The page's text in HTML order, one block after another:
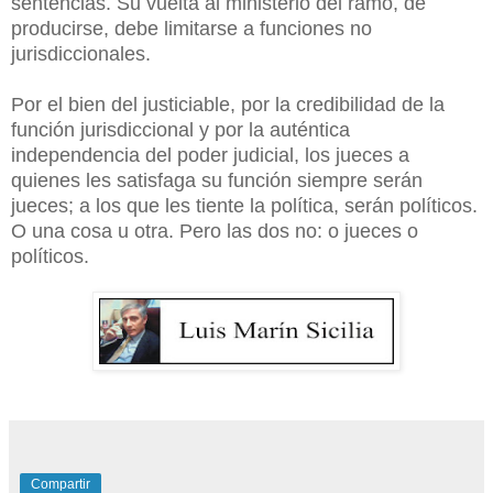
producirse, debe limitarse a funciones no
jurisdiccionales.
Por el bien del justiciable, por la credibilidad de la
función jurisdiccional y por la auténtica
independencia del poder judicial, los jueces a
quienes les satisfaga su función siempre serán
jueces; a los que les tiente la política, serán políticos.
O una cosa u otra. Pero las dos no: o jueces o
políticos.
Compartir